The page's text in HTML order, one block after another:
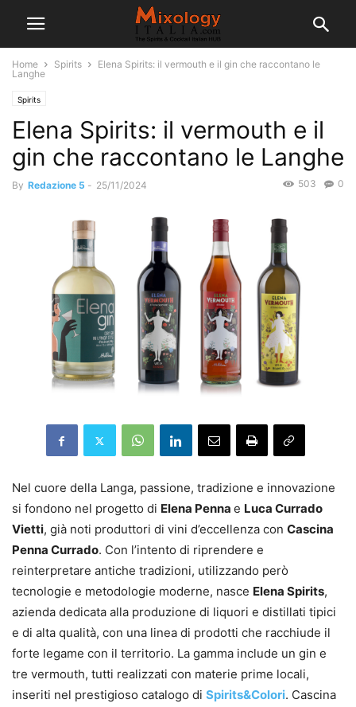
Home Spirits
Elena Spirits: il vermouth e il gin che raccontano le
Langhe
Spirits
Elena Spirits: il vermouth e il
gin che raccontano le Langhe
By Redazione 5 - 25/11/2024 0
503
Nel cuore della Langa, passione, tradizione e innovazione
si fondono nel progetto di Elena Penna e Luca Currado
Vietti, già noti produttori di vini d’eccellenza con Cascina
Penna Currado. Con l’intento di riprendere e
reinterpretare antiche tradizioni, utilizzando però
tecnologie e metodologie moderne, nasce Elena Spirits,
azienda dedicata alla produzione di liquori e distillati tipici
e di alta qualità, con una linea di prodotti che racchiude il
forte legame con il territorio. La gamma include un gin e
tre vermouth, tutti realizzati con materie prime locali,
inseriti nel prestigioso catalogo di Spirits&Colori. Cascina